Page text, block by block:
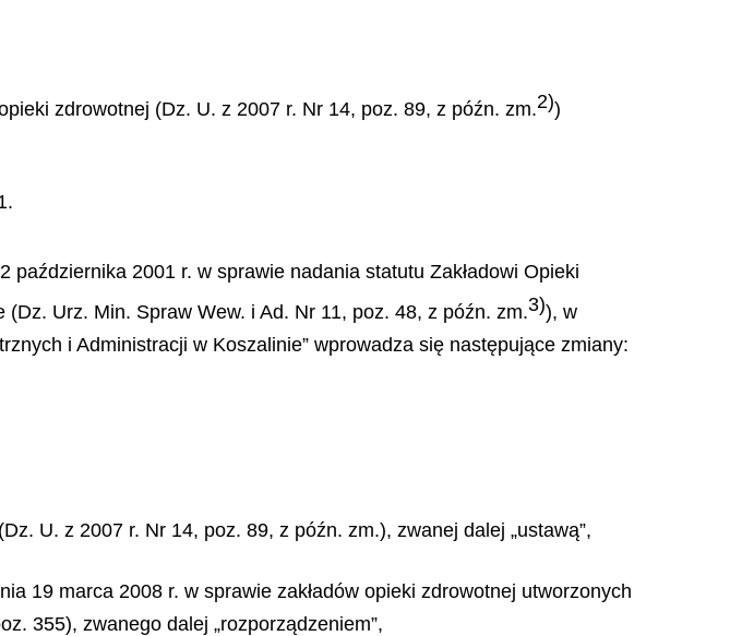
zdrowotnej (Dz. U. z 2007 r. Nr 14, poz. 89, z późn. zm.2))
2001 r. w sprawie nadania statutu Zakładowi Opieki
Urz. Min. Spraw Wew. i Ad. Nr 11, poz. 48, z późn. zm.3)), w
i Administracji w Koszalinie” wprowadza się następujące zmiany:
U. z 2007 r. Nr 14, poz. 89, z późn. zm.), zwanej dalej „ustawą”,
19 marca 2008 r. w sprawie zakładów opieki zdrowotnej utworzonych
355), zwanego dalej „rozporządzeniem”,